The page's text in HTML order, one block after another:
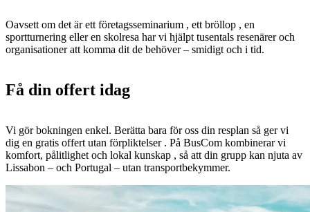
Oavsett om det är ett företagsseminarium , ett bröllop , en
sportturnering eller en skolresa har vi hjälpt tusentals resenärer och
organisationer att komma dit de behöver – smidigt och i tid.
Få din offert idag
Vi gör bokningen enkel. Berätta bara för oss din resplan så ger vi
dig en gratis offert utan förpliktelser . På BusCom kombinerar vi
komfort, pålitlighet och lokal kunskap , så att din grupp kan njuta av
Lissabon – och Portugal – utan transportbekymmer.